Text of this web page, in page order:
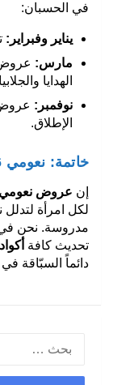
في الحسبان:
يناير وفبراير :
مارس: عروض
الهدايا
نوفمبر : عروض
الإطلاق.
خاتمة: نعومي 2026 وجهتك للتوفير والشياكة
إن عروض نعومي
لكل امرأة لتدلل
مدروسة. نحن في
تحديث كافة
دائماً السبّاقة
عن: